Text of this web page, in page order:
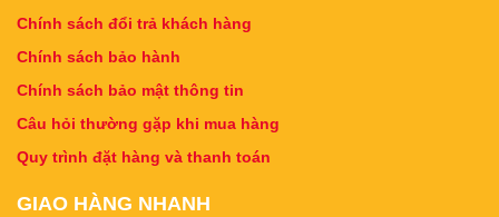
Chính sách đổi trả khách hàng
Chính sách bảo hành
Chính sách bảo mật thông tin
Câu hỏi thường gặp khi mua hàng
Quy trình đặt hàng và thanh toán
GIAO HÀNG NHANH